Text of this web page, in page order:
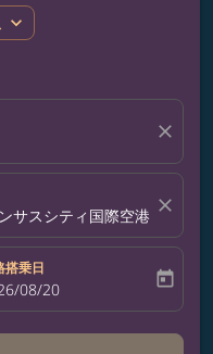
expand_more
close
サスシティ国際空港 close
搭乗日
return-date-aria-label
08/20 today